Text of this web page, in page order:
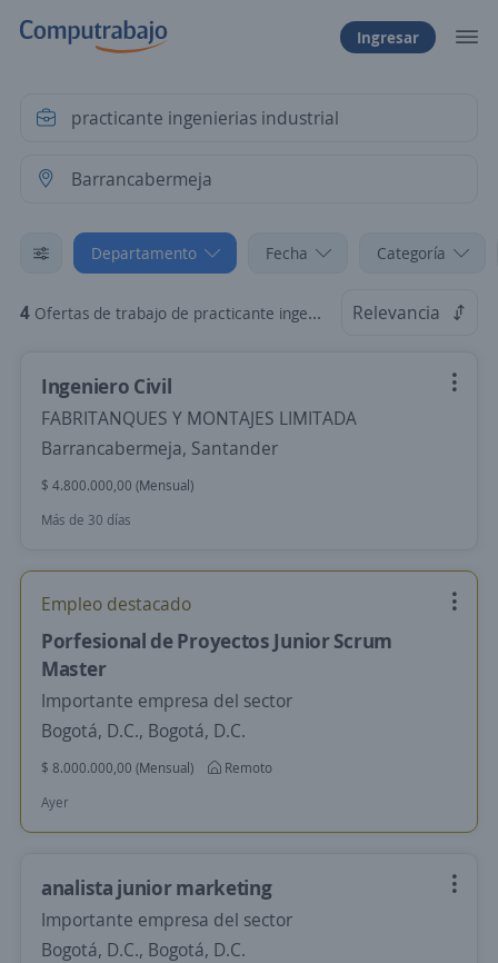
Ingresar
Departamento Fecha Categoría
4 Ofertas de trabajo de practicante ingenierias industrial en Barrancabermeja, Santander Relevancia
Ingeniero Civil
FABRITANQUES Y MONTAJES LIMITADA
Barrancabermeja, Santander
$ 4.800.000,00 (Mensual)
Más de 30 días
Empleo destacado
Porfesional de Proyectos Junior Scrum
Master
Importante empresa del sector
Bogotá, D.C., Bogotá, D.C.
$ 8.000.000,00 (Mensual)
Remoto
Ayer
analista junior marketing
Importante empresa del sector
Bogotá, D.C., Bogotá, D.C.